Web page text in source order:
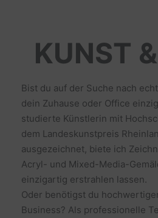
KUNST
Bist du auf der Suche nach
dein Zuhause oder Office
studierte Künstlerin mit
dem Landeskunstpreis
ausgezeichnet, biete ich
Acryl- und Mixed-Media-
einzigartig erstrahlen lassen.
Oder benötigst du
Business? Als professionelle